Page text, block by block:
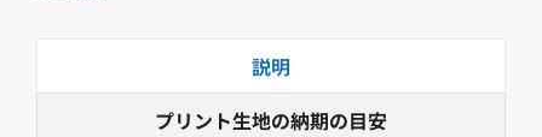
説明
プリント生地の納期の目安